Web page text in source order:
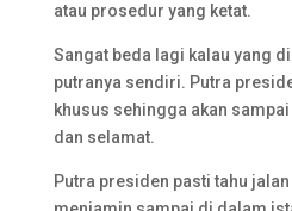
atau prosedur yang ketat.
Sangat beda lagi kalau yang
putranya sendiri. Putra
khusus sehingga akan
dan selamat.
Putra presiden pasti tahu